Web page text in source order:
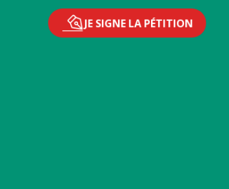
JE SIGNE LA PÉTITION